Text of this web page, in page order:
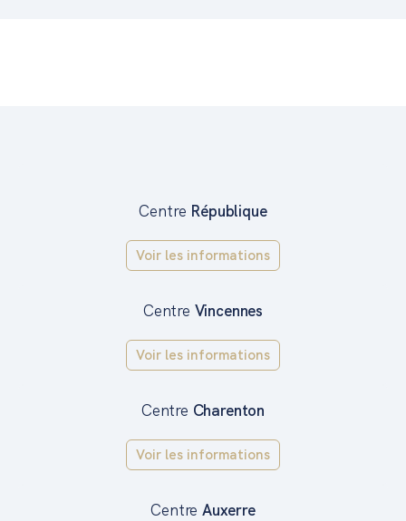
Centre République
Voir les informations
Centre Vincennes
Voir les informations
Centre Charenton
Voir les informations
Centre Auxerre